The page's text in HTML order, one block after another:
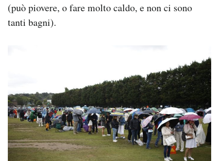
(può piovere, o fare molto caldo, e non ci sono
tanti bagni).